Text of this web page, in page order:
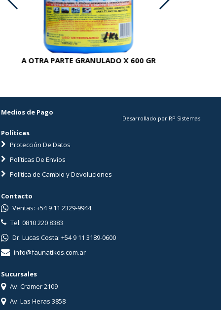
A OTRA PARTE GRANULADO X 600 GR
Medios de Pago
Políticas
Protección De Datos
Políticas De Envíos
Política de Cambio y Devoluciones
Desarrollado por RP Sistemas
Contacto
Ventas: +54 9 11 2329-9944
Tel: 0810 220 8383
Dr. Lucas Costa: +54 9 11 3189-0600
info@faunatikos.com.ar
Sucursales
Av. Cramer 2109
Av. Las Heras 3858